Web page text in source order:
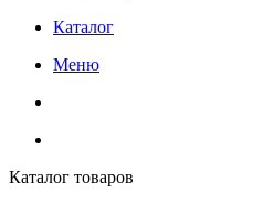
Каталог
Меню
Каталог товаров